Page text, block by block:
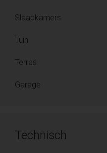
Slaapkamers
Tuin
Terras
Garage
Technisch